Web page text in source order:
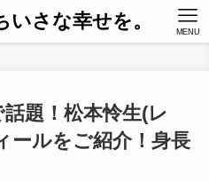
さな幸せを。 MENU
題！松本怜生(レ
ールをご紹介！身長